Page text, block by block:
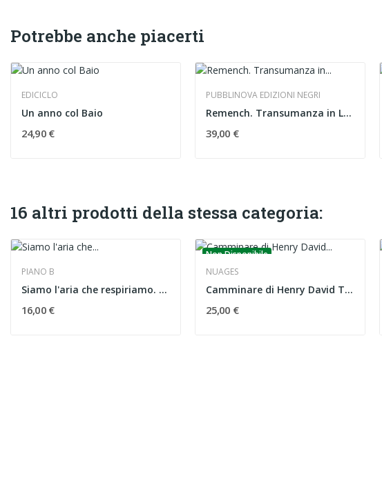
Potrebbe anche piacerti
EDICICLO
Un anno col Baio
24,90 €
PUBBLINOVA EDIZIONI NEGRI
Remench. Transumanza in Lombardia
39,00 €
16 altri prodotti della stessa categoria:
PIANO B
Siamo l'aria che respiriamo. Saggi di ecologia...
16,00 €
Non Disponibile
NUAGES
Camminare di Henry David Thoreau con acquerelli...
25,00 €